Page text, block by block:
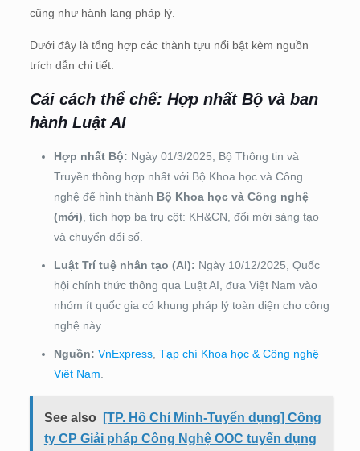
cũng như hành lang pháp lý.
Dưới đây là tổng hợp các thành tựu nổi bật kèm nguồn
trích dẫn chi tiết:
Cải cách thể chế: Hợp nhất Bộ và ban
hành Luật AI
Hợp nhất Bộ: Ngày 01/3/2025, Bộ Thông tin và
Truyền thông hợp nhất với Bộ Khoa học và Công
nghệ để hình thành Bộ Khoa học và Công nghệ
(mới) , tích hợp ba trụ cột: KH&CN, đổi mới sáng tạo
và chuyển đổi số.
Luật Trí tuệ nhân tạo (AI): Ngày 10/12/2025, Quốc
hội chính thức thông qua Luật AI, đưa Việt Nam vào
nhóm ít quốc gia có khung pháp lý toàn diện cho công
nghệ này.
Nguồn: VnExpress, Tạp chí Khoa học & Công nghệ
Việt Nam
See also
[TP. Hồ Chí Minh-Tuyển dụng] Công
ty CP Giải pháp Công Nghệ OOC tuyển dụng